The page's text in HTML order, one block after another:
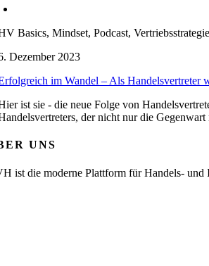
Basics, Mindset, Podcast, Vertriebsstrategie
Dezember 2023
im Wandel – Als Handelsvertreter
ist sie - die neue Folge von
der nicht nur die
UNS
ist die moderne Plattform für Handels-